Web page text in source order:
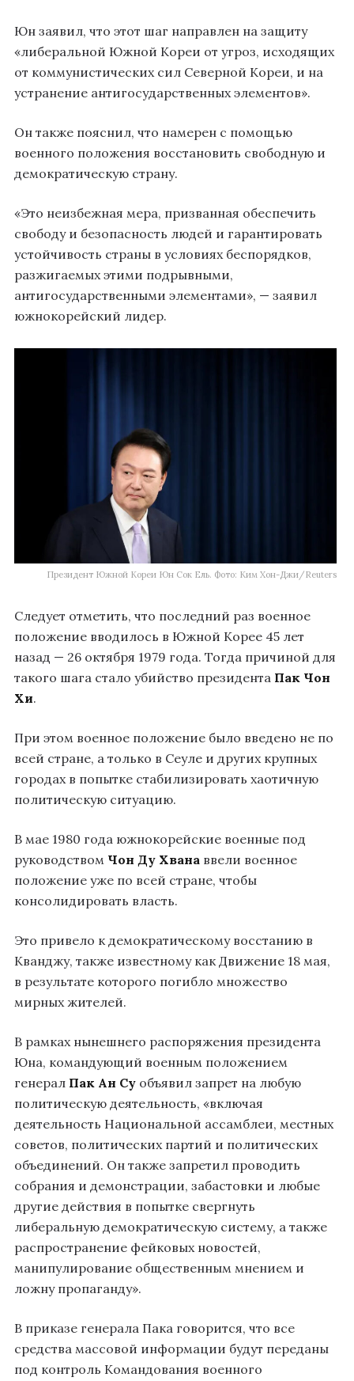
Юн заявил, что этот шаг направлен на защиту
«либеральной Южной Кореи от угроз, исходящих
от коммунистических сил Северной Кореи, и на
устранение антигосударственных элементов».
Он также пояснил, что намерен с помощью
военного положения восстановить свободную и
демократическую страну.
«Это неизбежная мера, призванная обеспечить
свободу и безопасность людей и гарантировать
устойчивость страны в условиях беспорядков,
разжигаемых этими подрывными,
антигосударственными элементами», — заявил
южнокорейский лидер.
Президент Южной Кореи Юн Сок Ель. Фото: Ким Хон-Джи/Reuters
Следует отметить, что последний раз военное
положение вводилось в Южной Корее 45 лет
назад — 26 октября 1979 года. Тогда причиной для
такого шага стало убийство президента Пак Чон
Хи.
При этом военное положение было введено не по
всей стране, а только в Сеуле и других крупных
городах в попытке стабилизировать хаотичную
политическую ситуацию.
В мае 1980 года южнокорейские военные под
руководством Чон Ду Хвана ввели военное
положение уже по всей стране, чтобы
консолидировать власть.
Это привело к демократическому восстанию в
Кванджу, также известному как Движение 18 мая,
в результате которого погибло множество
мирных жителей.
В рамках нынешнего распоряжения президента
Юна, командующий военным положением
генерал Пак Ан Су объявил запрет на любую
политическую деятельность, «включая
деятельность Национальной ассамблеи, местных
советов, политических партий и политических
объединений. Он также запретил проводить
собрания и демонстрации, забастовки и любые
другие действия в попытке свергнуть
либеральную демократическую систему, а также
распространение фейковых новостей,
манипулирование общественным мнением и
ложну пропаганду».
В приказе генерала Пака говорится, что все
средства массовой информации будут переданы
под контроль Командования военного